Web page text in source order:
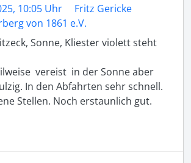
10:05 Uhr
Fritz Gericke
von 1861 e.V.
Sonne, Kliester violett steht
vereist  in der Sonne aber
In den Abfahrten sehr schnell.
Stellen. Noch erstaunlich gut.